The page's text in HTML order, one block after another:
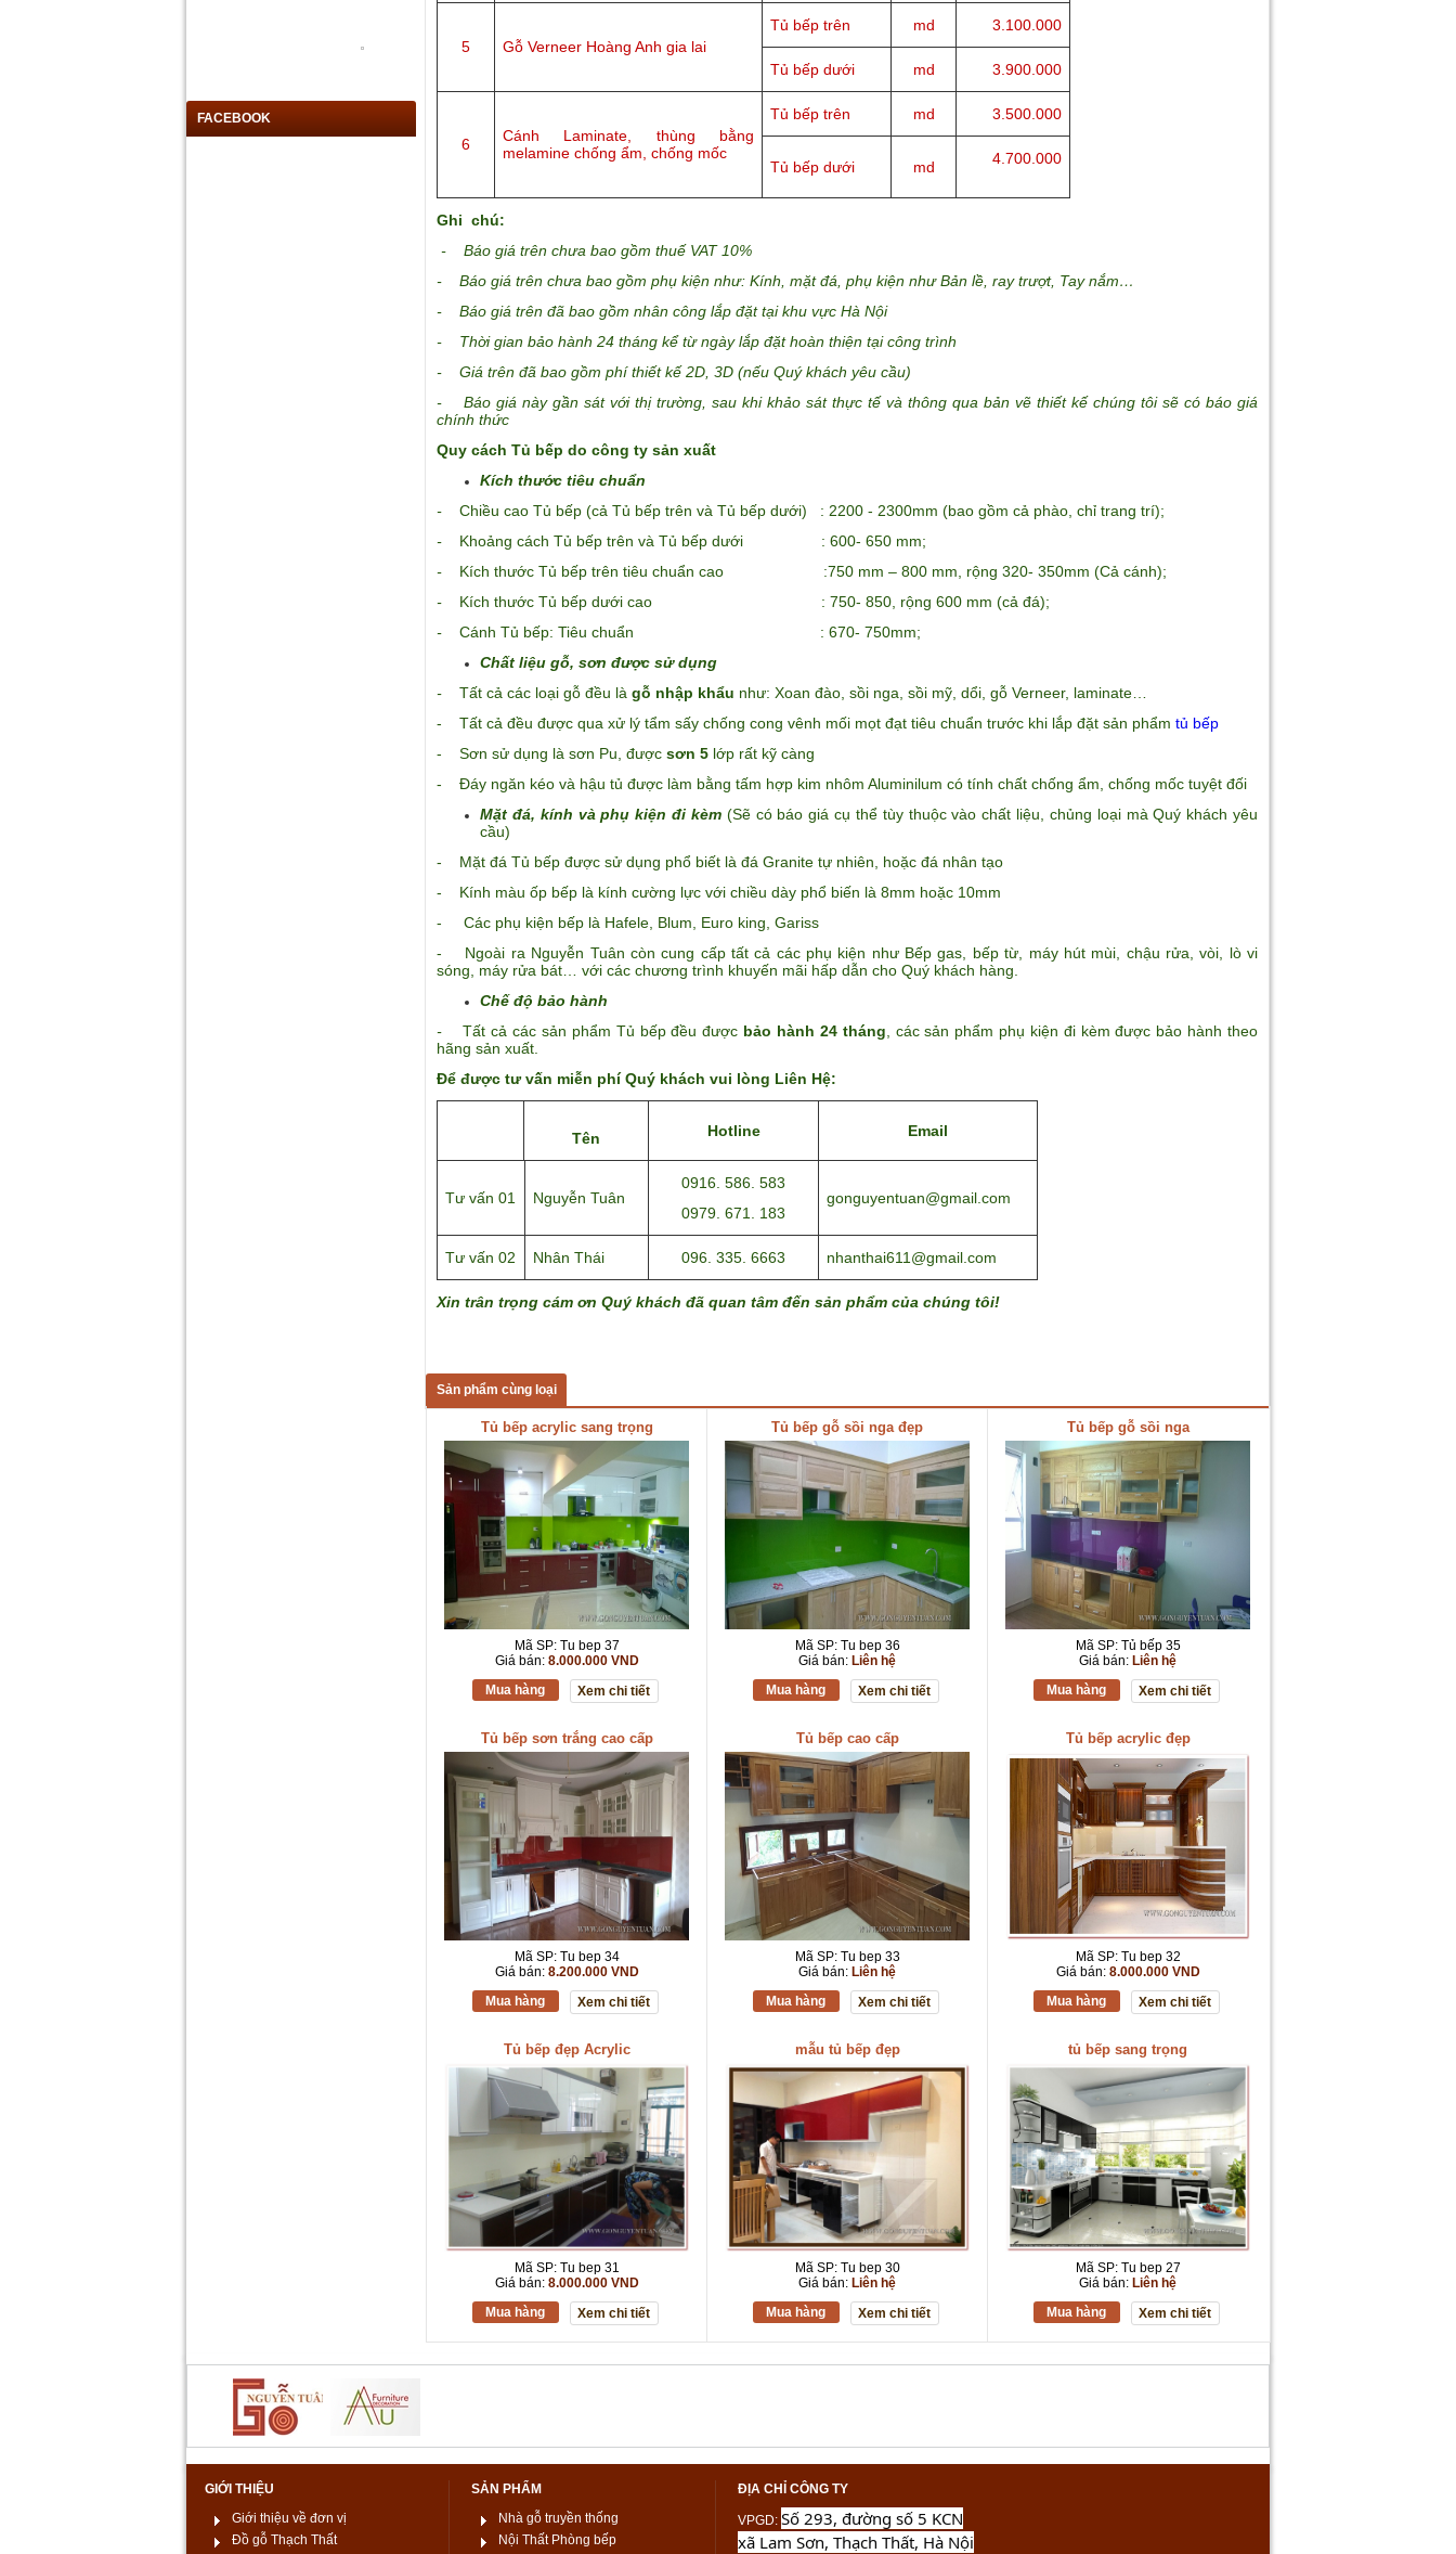
FACEBOOK
5 Gỗ Verneer Hoàng Anh gia lai
Tủ bếp trên md 3.100.000
Tủ bếp dưới md 3.900.000
6
Cánh Laminate, thùng bằng
melamine chống ẩm, chống mốc
Tủ bếp trên md 3.500.000
Tủ bếp dưới md 4.700.000
Ghi chú:
- Báo giá trên chưa bao gồm thuế VAT 10%
- Báo giá trên chưa bao gồm phụ kiện như: Kính, mặt đá, phụ kiện như Bản lề, ray trượt, Tay nắm…
- Báo giá trên đã bao gồm nhân công lắp đặt tại khu vực Hà Nội
- Thời gian bảo hành 24 tháng kể từ ngày lắp đặt hoàn thiện tại công trình
- Giá trên đã bao gồm phí thiết kế 2D, 3D (nếu Quý khách yêu cầu)
- Báo giá này gần sát với thị trường, sau khi khảo sát thực tế và thông qua bản vẽ thiết kế chúng tôi sẽ có báo giá
chính thức
Quy cách Tủ bếp do công ty sản xuất
Kích thước tiêu chuẩn
- Chiều cao Tủ bếp (cả Tủ bếp trên và Tủ bếp dưới) : 2200 - 2300mm (bao gồm cả phào, chỉ trang trí);
- Khoảng cách Tủ bếp trên và Tủ bếp dưới : 600- 650 mm;
- Kích thước Tủ bếp trên tiêu chuẩn cao :750 mm – 800 mm, rộng 320- 350mm (Cả cánh);
- Kích thước Tủ bếp dưới cao : 750- 850, rộng 600 mm (cả đá);
- Cánh Tủ bếp: Tiêu chuẩn : 670- 750mm;
Chất liệu gỗ, sơn được sử dụng
- Tất cả các loại gỗ đều là gỗ nhập khẩu như: Xoan đào, sồi nga, sồi mỹ, dổi, gỗ Verneer, laminate…
- Tất cả đều được qua xử lý tẩm sấy chống cong vênh mối mọt đạt tiêu chuẩn trước khi lắp đặt sản phẩm tủ bếp
- Sơn sử dụng là sơn Pu, được sơn 5 lớp rất kỹ càng
- Đáy ngăn kéo và hậu tủ được làm bằng tấm hợp kim nhôm Aluminilum có tính chất chống ẩm, chống mốc tuyệt đối
Mặt đá, kính và phụ kiện đi kèm (Sẽ có báo giá cụ thể tùy thuộc vào chất liệu, chủng loại mà Quý khách yêu
cầu)
- Mặt đá Tủ bếp được sử dụng phổ biết là đá Granite tự nhiên, hoặc đá nhân tạo
- Kính màu ốp bếp là kính cường lực với chiều dày phổ biến là 8mm hoặc 10mm
- Các phụ kiện bếp là Hafele, Blum, Euro king, Gariss
- Ngoài ra Nguyễn Tuân còn cung cấp tất cả các phụ kiện như Bếp gas, bếp từ, máy hút mùi, chậu rửa, vòi , lò vi
sóng, máy rửa bát… với các chương trình khuyến mãi hấp dẫn cho Quý khách hàng.
Chế độ bảo hành
-Tất cả các sản phẩm Tủ bếp đều được bảo hành 24 tháng , các sản phẩm phụ kiện đi kèm được bảo hành theo
hãng sản xuất.
Để được tư vấn miễn phí Quý khách vui lòng Liên Hệ:
Tên Hotline Email
Tư vấn 01 Nguyễn Tuân
0916. 586. 583
0979. 671. 183
gonguyentuan@gmail.com
Tư vấn 02 Nhân Thái 096. 335. 6663 nhanthai611@gmail.com
Xin trân trọng cám ơn Quý khách đã quan tâm đến sản phẩm của chúng tôi!
Sản phẩm cùng loại
Tủ bếp acrylic sang trọng
Mã SP: Tu bep 37
Giá bán: 8.000.000 VND
Mua hàng
Xem chi tiết
Tủ bếp gỗ sồi nga đẹp
Mã SP: Tu bep 36
Giá bán: Liên hệ
Mua hàng
Xem chi tiết
Tủ bếp gỗ sồi nga
Mã SP: Tủ bếp 35
Giá bán: Liên hệ
Mua hàng
Xem chi tiết
Tủ bếp sơn trắng cao cấp
Mã SP: Tu bep 34
Giá bán: 8.200.000 VND
Mua hàng
Xem chi tiết
Tủ bếp cao cấp
Mã SP: Tu bep 33
Giá bán: Liên hệ
Mua hàng
Xem chi tiết
Tủ bếp acrylic đẹp
Mã SP: Tu bep 32
Giá bán: 8.000.000 VND
Mua hàng
Xem chi tiết
Tủ bếp đẹp Acrylic
Mã SP: Tu bep 31
Giá bán: 8.000.000 VND
Mua hàng
Xem chi tiết
mẫu tủ bếp đẹp
Mã SP: Tu bep 30
Giá bán: Liên hệ
Mua hàng
Xem chi tiết
tủ bếp sang trọng
Mã SP: Tu bep 27
Giá bán: Liên hệ
Mua hàng
Xem chi tiết
GIỚI THIỆU
Giới thiệu về đơn vị
Đồ gỗ Thạch Thất
SẢN PHẨM
Nhà gỗ truyền thống
Nội Thất Phòng bếp
ĐỊA CHỈ CÔNG TY
VPGD: Số 293, đường số 5 KCN
xã Lam Sơn, Thạch Thất, Hà Nội